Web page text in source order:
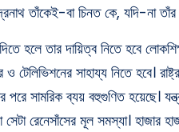
তাঁকেই-বা চিনত কে, যদি-না
হলে তার দায়িত্ব নিতে হবে
টেলিভিশনের সাহায্য নিতে হবে।
পরে সামরিক ব্যয় বহুগুণিত হয়েছে।
রেনেসাঁসের মূল সমস্যা। হাজার